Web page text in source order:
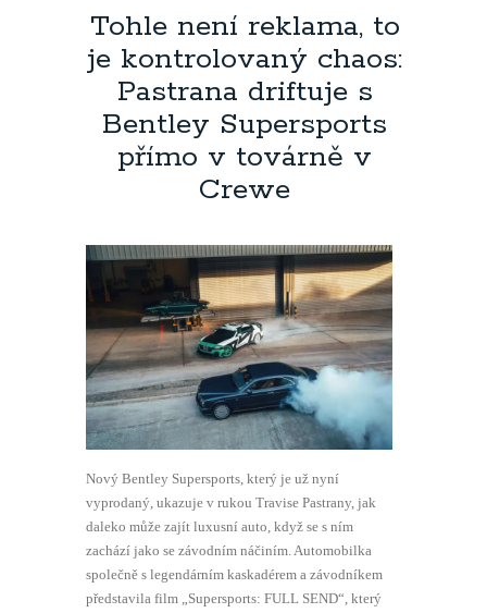
Tohle není reklama, to
je kontrolovaný chaos:
Pastrana driftuje s
Bentley Supersports
přímo v továrně v
Crewe
Nový Bentley Supersports, který je už nyní
vyprodaný, ukazuje v rukou Travise Pastrany, jak
daleko může zajít luxusní auto, když se s ním
zachází jako se závodním náčiním. Automobilka
společně s legendárním kaskadérem a závodníkem
představila film „Supersports: FULL SEND“, který